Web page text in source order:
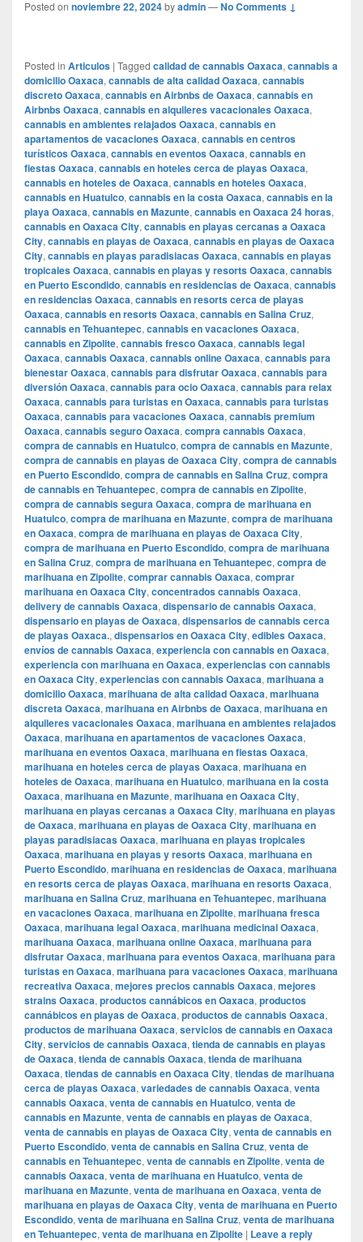
Posted on noviembre 22, 2024byadmin—No Comments ↓
Posted in Articulos | Tagged calidad de cannabis Oaxaca, cannabis a
domicilio Oaxaca, cannabis de alta calidad Oaxaca, cannabis
discreto Oaxaca, cannabis en Airbnbs de Oaxaca, cannabis en
Airbnbs Oaxaca, cannabis en alquileres vacacionales Oaxaca,
cannabis en ambientes relajados Oaxaca, cannabis en
apartamentos de vacaciones Oaxaca, cannabis en centros
turísticos Oaxaca, cannabis en eventos Oaxaca, cannabis en
fiestas Oaxaca, cannabis en hoteles cerca de playas Oaxaca,
cannabis en hoteles de Oaxaca, cannabis en hoteles Oaxaca,
cannabis en Huatulco, cannabis en la costa Oaxaca, cannabis en la
playa Oaxaca, cannabis en Mazunte, cannabis en Oaxaca 24 horas,
cannabis en Oaxaca City, cannabis en playas cercanas a Oaxaca
City, cannabis en playas de Oaxaca, cannabis en playas de Oaxaca
City, cannabis en playas paradisiacas Oaxaca, cannabis en playas
tropicales Oaxaca, cannabis en playas y resorts Oaxaca, cannabis
en Puerto Escondido, cannabis en residencias de Oaxaca, cannabis
en residencias Oaxaca, cannabis en resorts cerca de playas
Oaxaca, cannabis en resorts Oaxaca, cannabis en Salina Cruz,
cannabis en Tehuantepec, cannabis en vacaciones Oaxaca,
cannabis en Zipolite, cannabis fresco Oaxaca, cannabis legal
Oaxaca, cannabis Oaxaca, cannabis online Oaxaca, cannabis para
bienestar Oaxaca, cannabis para disfrutar Oaxaca, cannabis para
diversión Oaxaca, cannabis para ocio Oaxaca, cannabis para relax
Oaxaca, cannabis para turistas en Oaxaca, cannabis para turistas
Oaxaca, cannabis para vacaciones Oaxaca, cannabis premium
Oaxaca, cannabis seguro Oaxaca, compra cannabis Oaxaca,
compra de cannabis en Huatulco, compra de cannabis en Mazunte,
compra de cannabis en playas de Oaxaca City, compra de cannabis
en Puerto Escondido, compra de cannabis en Salina Cruz, compra
de cannabis en Tehuantepec, compra de cannabis en Zipolite,
compra de cannabis segura Oaxaca, compra de marihuana en
Huatulco, compra de marihuana en Mazunte, compra de marihuana
en Oaxaca, compra de marihuana en playas de Oaxaca City,
compra de marihuana en Puerto Escondido, compra de marihuana
en Salina Cruz, compra de marihuana en Tehuantepec, compra de
marihuana en Zipolite, comprar cannabis Oaxaca, comprar
marihuana en Oaxaca City, concentrados cannabis Oaxaca,
delivery de cannabis Oaxaca, dispensario de cannabis Oaxaca,
dispensario en playas de Oaxaca, dispensarios de cannabis cerca
de playas Oaxaca., dispensarios en Oaxaca City, edibles Oaxaca,
envíos de cannabis Oaxaca, experiencia con cannabis en Oaxaca,
experiencia con marihuana en Oaxaca, experiencias con cannabis
en Oaxaca City, experiencias con cannabis Oaxaca, marihuana a
domicilio Oaxaca, marihuana de alta calidad Oaxaca, marihuana
discreta Oaxaca, marihuana en Airbnbs de Oaxaca, marihuana en
alquileres vacacionales Oaxaca, marihuana en ambientes relajados
Oaxaca, marihuana en apartamentos de vacaciones Oaxaca,
marihuana en eventos Oaxaca, marihuana en fiestas Oaxaca,
marihuana en hoteles cerca de playas Oaxaca, marihuana en
hoteles de Oaxaca, marihuana en Huatulco, marihuana en la costa
Oaxaca, marihuana en Mazunte, marihuana en Oaxaca City,
marihuana en playas cercanas a Oaxaca City, marihuana en playas
de Oaxaca, marihuana en playas de Oaxaca City, marihuana en
playas paradisiacas Oaxaca, marihuana en playas tropicales
Oaxaca, marihuana en playas y resorts Oaxaca, marihuana en
Puerto Escondido, marihuana en residencias de Oaxaca, marihuana
en resorts cerca de playas Oaxaca, marihuana en resorts Oaxaca,
marihuana en Salina Cruz, marihuana en Tehuantepec, marihuana
en vacaciones Oaxaca, marihuana en Zipolite, marihuana fresca
Oaxaca, marihuana legal Oaxaca, marihuana medicinal Oaxaca,
marihuana Oaxaca, marihuana online Oaxaca, marihuana para
disfrutar Oaxaca, marihuana para eventos Oaxaca, marihuana para
turistas en Oaxaca, marihuana para vacaciones Oaxaca, marihuana
recreativa Oaxaca, mejores precios cannabis Oaxaca, mejores
strains Oaxaca, productos cannábicos en Oaxaca, productos
cannábicos en playas de Oaxaca, productos de cannabis Oaxaca,
productos de marihuana Oaxaca, servicios de cannabis en Oaxaca
City, servicios de cannabis Oaxaca, tienda de cannabis en playas
de Oaxaca, tienda de cannabis Oaxaca, tienda de marihuana
Oaxaca, tiendas de cannabis en Oaxaca City, tiendas de marihuana
cerca de playas Oaxaca, variedades de cannabis Oaxaca, venta
cannabis Oaxaca, venta de cannabis en Huatulco, venta de
cannabis en Mazunte, venta de cannabis en playas de Oaxaca,
venta de cannabis en playas de Oaxaca City, venta de cannabis en
Puerto Escondido, venta de cannabis en Salina Cruz, venta de
cannabis en Tehuantepec, venta de cannabis en Zipolite, venta de
cannabis Oaxaca, venta de marihuana en Huatulco, venta de
marihuana en Mazunte, venta de marihuana en Oaxaca, venta de
marihuana en playas de Oaxaca City, venta de marihuana en Puerto
Escondido, venta de marihuana en Salina Cruz, venta de marihuana
en Tehuantepec, venta de marihuana en Zipolite | Leave a reply